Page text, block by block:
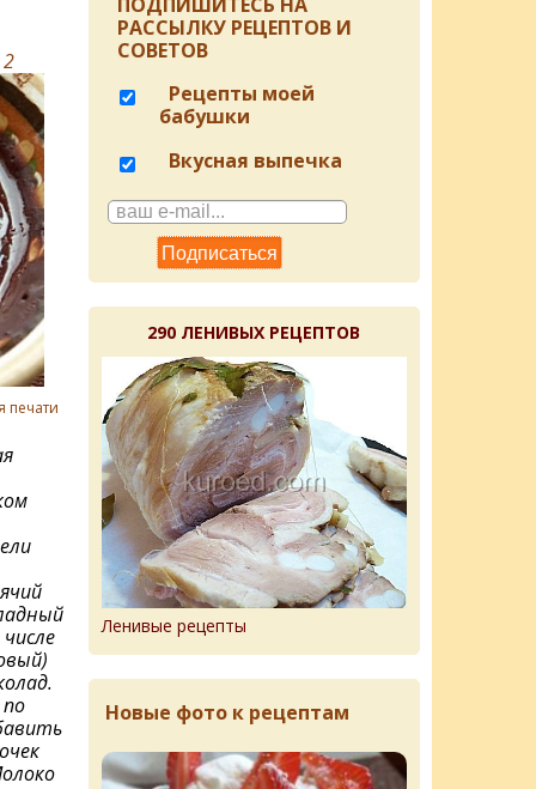
2
печати
РАССЫЛКУ РЕЦЕПТОВ И
СОВЕТОВ
Рецепты моей
бабушки
Вкусная выпечка
290 ЛЕНИВЫХ РЕЦЕПТОВ
Ленивые рецепты
Новые фото к рецептам